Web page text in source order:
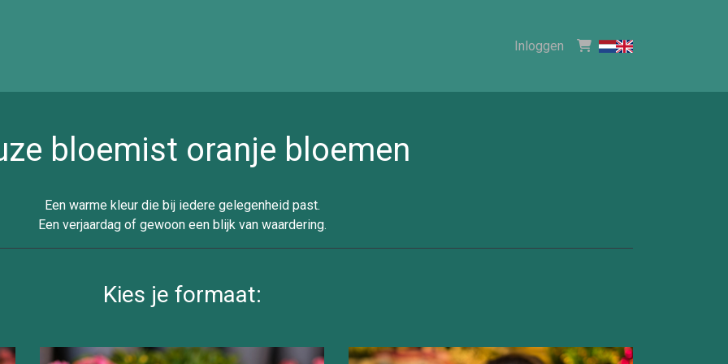
Inloggen
bloemist oranje bloemen
Een warme kleur die bij iedere gelegenheid past.
Een verjaardag of gewoon een blijk van waardering.
Kies je formaat: